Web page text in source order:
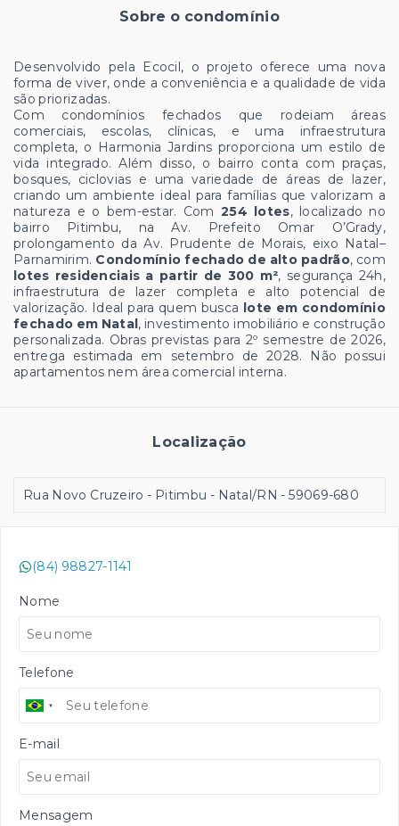
Sobre o condomínio
Desenvolvido pela Ecocil, o projeto oferece uma nova
forma de viver, onde a conveniência e a qualidade de vida
são priorizadas.
Com condomínios fechados que rodeiam áreas
comerciais, escolas, clínicas, e uma infraestrutura
completa, o Harmonia Jardins proporciona um estilo de
vida integrado. Além disso, o bairro conta com praças,
bosques, ciclovias e uma variedade de áreas de lazer,
criando um ambiente ideal para famílias que valorizam a
natureza e o bem-estar. Com254 lotes, localizado no
bairro Pitimbu, na Av. Prefeito Omar O’Grady,
prolongamento da Av. Prudente de Morais, eixo Natal–
Parnamirim. Condomínio fechado de alto padrão, com
lotes residenciais a partir de 300 m², segurança 24h,
infraestrutura de lazer completa e alto potencial de
valorização. Ideal para quem busca lote em condomínio
fechado em Natal, investimento imobiliário e construção
personalizada. Obras previstas para 2º semestre de 2026,
entrega estimada em setembro de 2028. Não possui
apartamentos nem área comercial interna.
Localização
Rua Novo Cruzeiro - Pitimbu - Natal/RN - 59069-680
(84) 98827-1141
Nome
Telefone
E-mail
Mensagem